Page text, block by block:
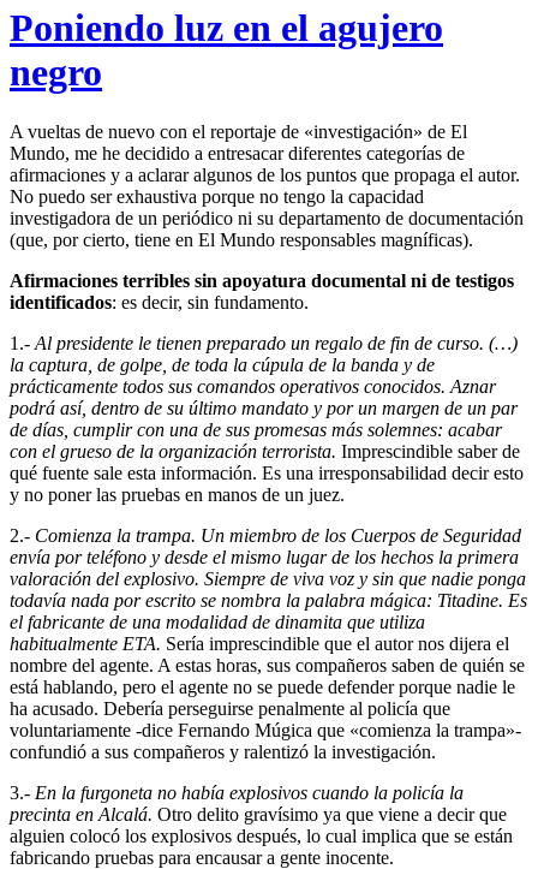
Poniendo luz en el agujero
negro
A vueltas de nuevo con el reportaje de «investigación» de El
Mundo, me he decidido a entresacar diferentes categorías de
afirmaciones y a aclarar algunos de los puntos que propaga el autor.
No puedo ser exhaustiva porque no tengo la capacidad
investigadora de un periódico ni su departamento de documentación
(que, por cierto, tiene en El Mundo responsables magníficas).
Afirmaciones terribles sin apoyatura documental ni de testigos
identificados: es decir, sin fundamento.
1.- Al presidente le tienen preparado un regalo de fin de curso. (…)
la captura, de golpe, de toda la cúpula de la banda y de
prácticamente todos sus comandos operativos conocidos. Aznar
podrá así, dentro de su último mandato y por un margen de un par
de días, cumplir con una de sus promesas más solemnes: acabar
con el grueso de la organización terrorista. Imprescindible saber de
qué fuente sale esta información. Es una irresponsabilidad decir esto
y no poner las pruebas en manos de un juez.
2.- Comienza la trampa. Un miembro de los Cuerpos de Seguridad
envía por teléfono y desde el mismo lugar de los hechos la primera
valoración del explosivo. Siempre de viva voz y sin que nadie ponga
todavía nada por escrito se nombra la palabra mágica: Titadine. Es
el fabricante de una modalidad de dinamita que utiliza
habitualmente ETA. Sería imprescindible que el autor nos dijera el
nombre del agente. A estas horas, sus compañeros saben de quién se
está hablando, pero el agente no se puede defender porque nadie le
ha acusado. Debería perseguirse penalmente al policía que
voluntariamente -dice Fernando Múgica que «comienza la trampa»-
confundió a sus compañeros y ralentizó la investigación.
3.- En la furgoneta no había explosivos cuando la policía la
precinta en Alcalá. Otro delito gravísimo ya que viene a decir que
alguien colocó los explosivos después, lo cual implica que se están
fabricando pruebas para encausar a gente inocente.